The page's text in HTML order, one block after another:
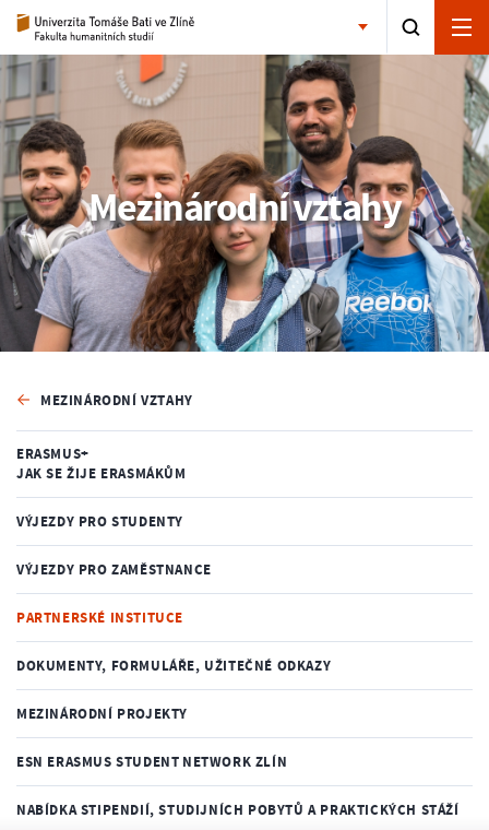
Mezinárodní vztahy
MEZINÁRODNÍ VZTAHY
ERASMUS+
JAK SE ŽIJE ERASMÁKŮM
VÝJEZDY PRO STUDENTY
VÝJEZDY PRO ZAMĚSTNANCE
PARTNERSKÉ INSTITUCE
DOKUMENTY, FORMULÁŘE, UŽITEČNÉ ODKAZY
MEZINÁRODNÍ PROJEKTY
ESN ERASMUS STUDENT NETWORK ZLÍN
NABÍDKA STIPENDIÍ, STUDIJNÍCH POBYTŮ A PRAKTICKÝCH STÁŽÍ